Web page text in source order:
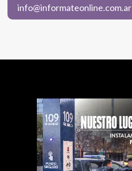
info@informateonline.com.ar